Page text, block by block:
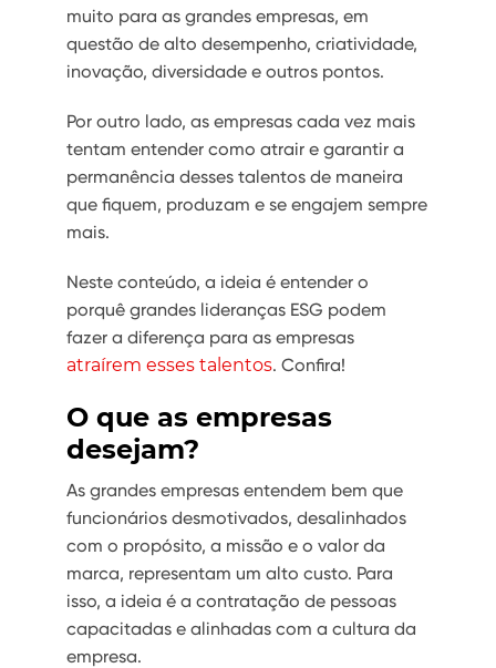
muito para as grandes empresas, em
questão de alto desempenho, criatividade,
inovação, diversidade e outros pontos.
Por outro lado, as empresas cada vez mais
tentam entender como atrair e garantir a
permanência desses talentos de maneira
que fiquem, produzam e se engajem sempre
mais.
Neste conteúdo, a ideia é entender o
porquê grandes lideranças ESG podem
fazer a diferença para as empresas
atraírem esses talentos. Confira!
O que as empresas
desejam?
As grandes empresas entendem bem que
funcionários desmotivados, desalinhados
com o propósito, a missão e o valor da
marca, representam um alto custo. Para
isso, a ideia é a contratação de pessoas
capacitadas e alinhadas com a cultura da
empresa.